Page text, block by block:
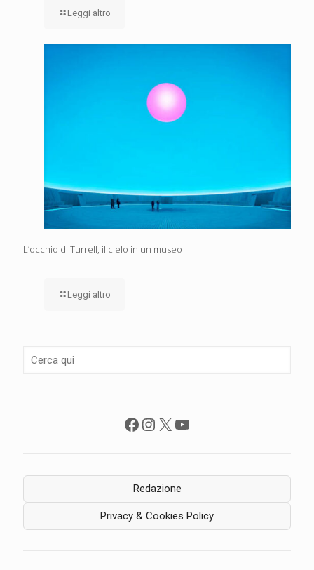
Leggi altro
L’occhio di Turrell, il cielo in un museo
Leggi altro
Facebook
Instagram
X YouTube
Redazione
Privacy & Cookies Policy